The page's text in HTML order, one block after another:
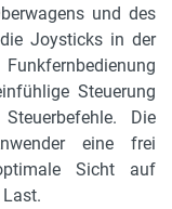
und des
Joysticks in der
Steuerung
Die
eine frei
Sicht auf